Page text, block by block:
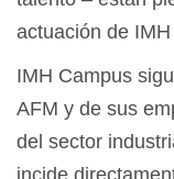
actuación de
IMH Campus
AFM y de sus
del sector
incide